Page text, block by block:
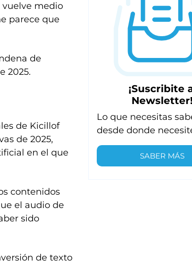
vuelve medio
parece que
de
2025.
de Kicillof
de 2025,
en el que
contenidos
el audio de
sido
de texto
¡Suscribite
Lo que necesitas
desde donde
SABER MÁS